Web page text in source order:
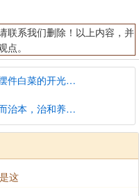
联系我们删除！以上内容，并
。
风水摆件：小白必看！风水摆件白菜的开光避坑指南
中医养生学强调治病不治表而治本，治和养兼顾是有必要的
这